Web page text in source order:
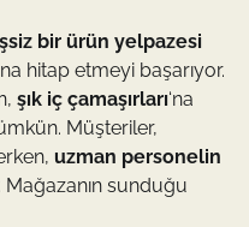
bir ürün yelpazesi
hitap etmeyi başarıyor.
şık iç çamaşırları‘na
Müşteriler,
uzman personelin
sunduğu